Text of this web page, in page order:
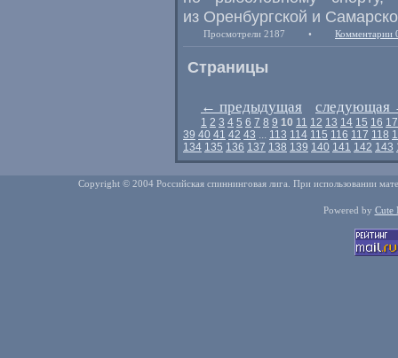
из Оренбургской и
Просмотрели 2187 • Комментарии
Страницы
← предыдущая следующая
1 2 3 4 5 6 7 8 9 10 11 12 13 14 15 16 17
39 40 41 42 43 ... 113 114 115 116 117 118
134 135 136 137 138 139 140 141 142 143
Copyright © 2004 Российская спиннинговая лига. При использовании
Powered by Cute